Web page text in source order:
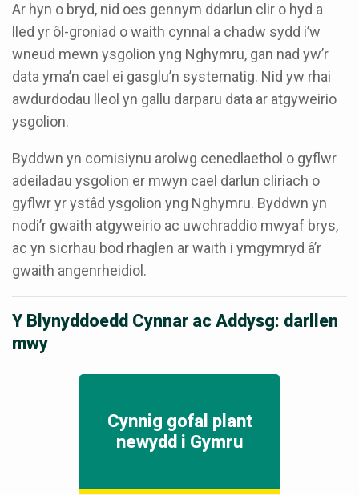
Ar hyn o bryd, nid oes gennym ddarlun clir o hyd a
lled yr ôl-groniad o waith cynnal a chadw sydd i’w
wneud mewn ysgolion yng Nghymru, gan nad yw’r
data yma’n cael ei gasglu’n systematig. Nid yw rhai
awdurdodau lleol yn gallu darparu data ar atgyweirio
ysgolion.
Byddwn yn comisiynu arolwg cenedlaethol o gyflwr
adeiladau ysgolion er mwyn cael darlun cliriach o
gyflwr yr ystâd ysgolion yng Nghymru. Byddwn yn
nodi’r gwaith atgyweirio ac uwchraddio mwyaf brys,
ac yn sicrhau bod rhaglen ar waith i ymgymryd â’r
gwaith angenrheidiol.
Y Blynyddoedd Cynnar ac Addysg: darllen
mwy
Cynnig gofal plant
newydd i Gymru